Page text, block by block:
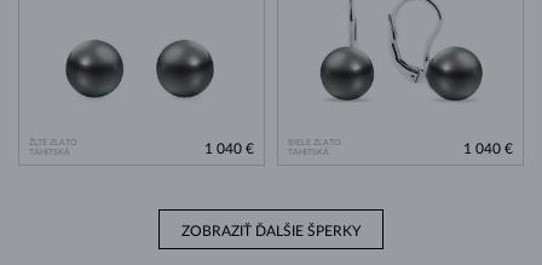
ŽLTÉ ZLATO
TAHITSKÁ
1 040 €
BIELE ZLATO
TAHITSKÁ
1 040 €
ZOBRAZIŤ ĎALŠIE ŠPERKY